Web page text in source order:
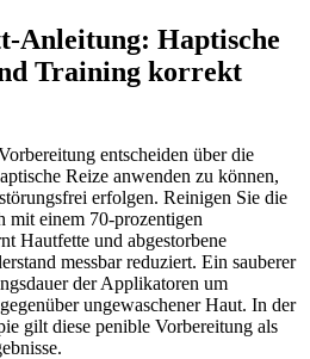
Anleitung: Haptische
Training korrekt
entscheiden über die
Reize anwenden zu können,
erfolgen. Reinigen Sie die
mit einem 70-prozentigen
Hautfette und abgestorbene
messbar reduziert. Ein sauberer
der Applikatoren um
ungewaschener Haut. In der
gilt diese penible Vorbereitung als